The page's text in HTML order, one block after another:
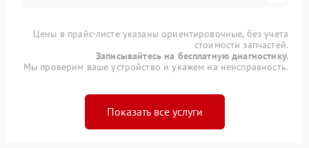
Цены в прайс-листе указаны ориентировочные, без учета
стоимости запчастей.
Записывайтесь на бесплатную диагностику.
Мы проверим ваше устройство и укажем на неисправность.
Показать все услуги